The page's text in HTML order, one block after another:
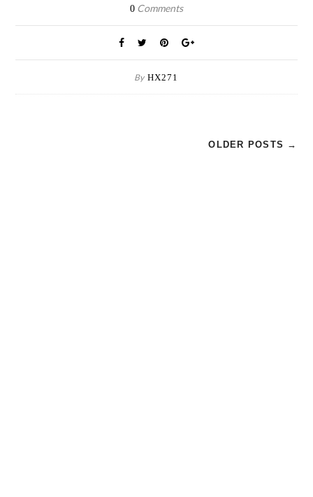
0Comments
By HX271
OLDER POSTS →